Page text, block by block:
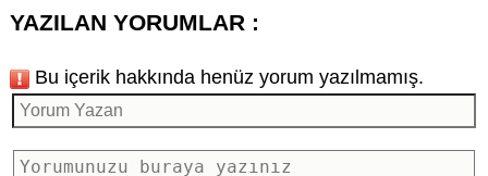
YAZILAN YORUMLAR :
Bu içerik hakkında henüz yorum yazılmamış.